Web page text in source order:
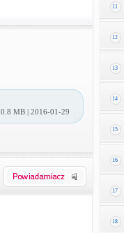
0.8 MB | 2016-01-29
11
12
13
14
15
16
17
18